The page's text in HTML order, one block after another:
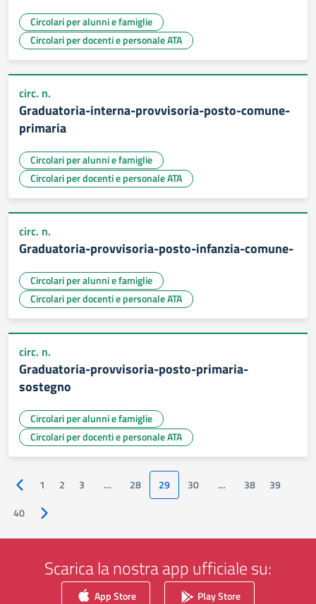
Circolari per alunni e famiglie
Circolari per docenti e personale ATA
circ. n.
Graduatoria-interna-provvisoria-posto-comune-
primaria
Circolari per alunni e famiglie
Circolari per docenti e personale ATA
circ. n.
Graduatoria-provvisoria-posto-infanzia-comune-
Circolari per alunni e famiglie
Circolari per docenti e personale ATA
circ. n.
Graduatoria-provvisoria-posto-primaria-
sostegno
Circolari per alunni e famiglie
Circolari per docenti e personale ATA
Pagina precedente
1 2 3 … 28 29 30 … 38
39
40
Pagina successiva
Scarica la nostra app ufficiale su:
App Store Play Store